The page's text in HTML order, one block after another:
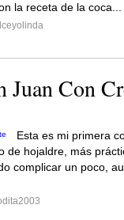
la receta de la coca...
Juan Con
Esta es mi primera
de hojaldre, más
complicar un poco,